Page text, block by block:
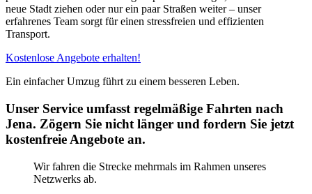
neue Stadt ziehen oder nur ein paar Straßen weiter – unser
erfahrenes Team sorgt für einen stressfreien und effizienten
Transport.
Kostenlose Angebote erhalten!
Ein einfacher Umzug führt zu einem besseren Leben.
Unser Service umfasst regelmäßige Fahrten nach
Jena. Zögern Sie nicht länger und fordern Sie jetzt
kostenfreie Angebote an.
Wir fahren die Strecke mehrmals im Rahmen unseres
Netzwerks ab.